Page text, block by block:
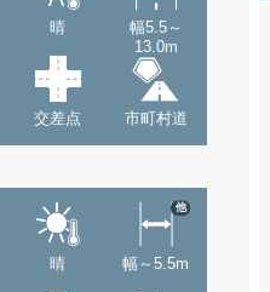
晴
幅5.5～
13.0m
交差点 市町村道
晴 幅～5.5m
他